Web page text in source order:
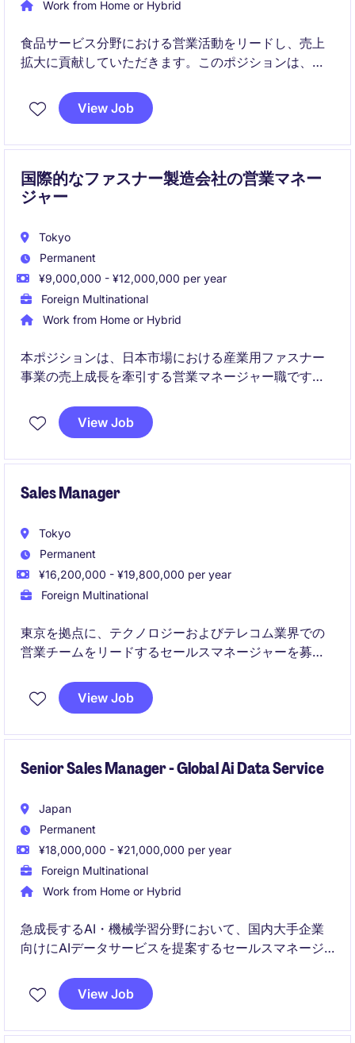
Work from Home or Hybrid
食品サービス分野における営業活動をリードし、売上
拡大に貢献していただきます。このポジションは、東
営業プランを推進する役割を担います。
View Job
国際的なファスナー製造会社の営業マネー
ジャー
Tokyo
Permanent
¥9,000,000 - ¥12,000,000 per year
Foreign Multinational
Work from Home or Hybrid
本ポジションは、日本市場における産業用ファスナー
事業の売上成長を牽引する営業マネージャー職です。
実行を担います。
View Job
Sales Manager
Tokyo
Permanent
¥16,200,000 - ¥19,800,000 per year
Foreign Multinational
東京を拠点に、テクノロジーおよびテレコム業界での
営業チームをリードするセールスマネージャーを募集
戦略立案と実行を主導し、重要な顧客との関係構築を
担います。
View Job
Senior Sales Manager - Global Ai Data Service
Japan
Permanent
¥18,000,000 - ¥21,000,000 per year
Foreign Multinational
Work from Home or Hybrid
急成長するAI・機械学習分野において、国内大手企業
向けにAIデータサービスを提案するセールスマネージ
約交渉、プロジェクト推進まで一貫して担当し、日本
市場の事業成長をリードしていただきます。
View Job